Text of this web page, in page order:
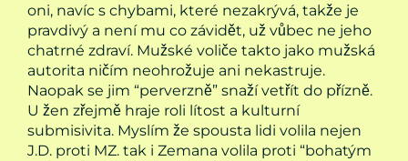
oni, navíc s chybami, které nezakrývá, takže je
pravdivý a není mu co závidět, už vůbec ne jeho
chatrné zdraví. Mužské voliče takto jako mužská
autorita ničím neohrožuje ani nekastruje.
Naopak se jim “perverzně” snaží vetřít do přízně.
U žen zřejmě hraje roli lítost a kulturní
submisivita. Myslím že spousta lidi volila nejen
J.D. proti MZ. tak i Zemana volila proti “bohatým